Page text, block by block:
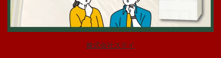
株式会社ステイ